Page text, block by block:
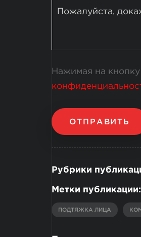
Пожалуйста,
Нажимая на
ОТПРАВИТЬ
Рубрики
Метки публикации:
ПОДТЯЖКА ЛИЦА